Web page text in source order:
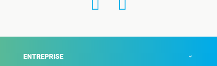
ENTREPRISE